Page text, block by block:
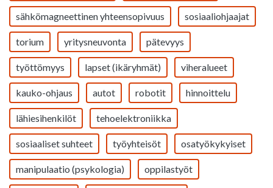
sähkömagneettinen yhteensopivuus sosiaaliohjaajat
torium yritysneuvonta pätevyys
työttömyys lapset (ikäryhmät) viheralueet
kauko-ohjaus autot robotit hinnoittelu
lähiesihenkilöt tehoelektroniikka
sosiaaliset suhteet työyhteisöt osatyökykyiset
manipulaatio (psykologia) oppilastyöt